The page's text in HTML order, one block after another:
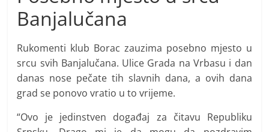
Banjalučana
Rukomenti klub Borac zauzima posebno mjesto u
srcu svih Banjalučana. Ulice Grada na Vrbasu i dan
danas nose pečate tih slavnih dana, a ovih dana
grad se ponovo vratio u to vrijeme.
“Ovo je jedinstven događaj za čitavu Republiku